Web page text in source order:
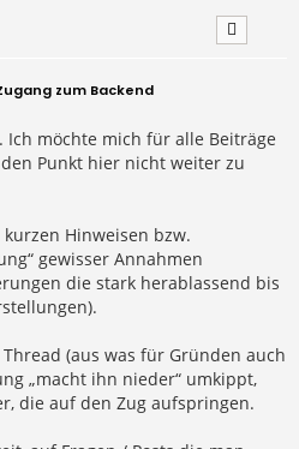
zum Backend
möchte mich für alle Beiträge
Punkt hier nicht weiter zu
Hinweisen bzw.
gewisser Annahmen
die stark herablassend bis
(aus was für Gründen auch
„macht ihn nieder“ umkippt,
die auf den Zug aufspringen.